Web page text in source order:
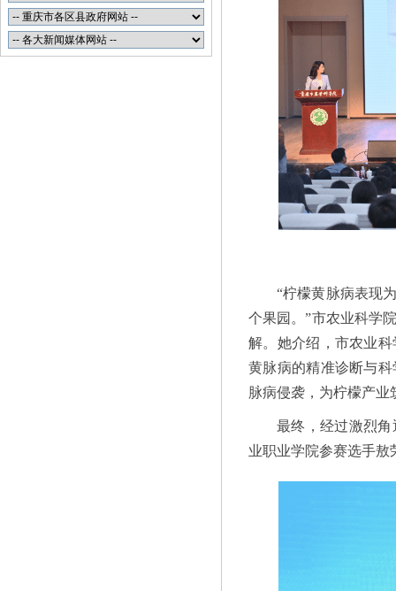
“柠檬黄脉病表现
个果园。”市农业科学
解。她介绍，市农业
黄脉病的精准诊断与
脉病侵袭，为柠檬产业
最终，经过激烈
业职业学院参赛选手敖